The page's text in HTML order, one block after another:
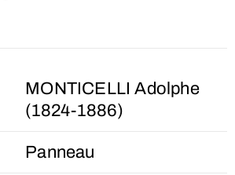
MONTICELLI Adolphe
(1824-1886)
Panneau